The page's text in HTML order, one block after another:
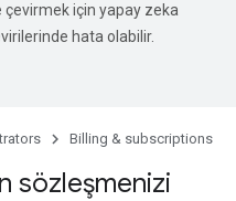
için yapay zeka
hata olabilir.
Billing & subscriptions
sözleşmenizi